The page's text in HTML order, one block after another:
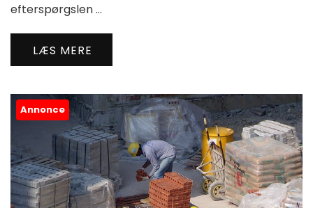
efterspørgslen …
LÆS MERE
Annonce